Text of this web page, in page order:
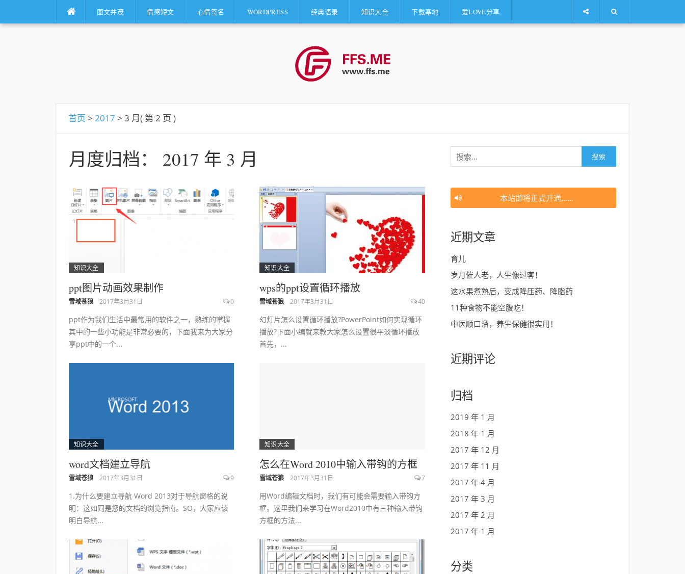
图文并茂 情感短文 心情签名 WORDPRESS 经典语录 知识大全 下载基地 爱LOVE分享
首页 > 2017 > 3 月( 第 2 页 )
月度归档： 2017 年 3 月
知识大全
ppt图片动画效果制作
雪域苍狼 2017年3月31日 0
ppt作为我们生活中最常用的软件之一，熟练的掌握
其中的一些小功能是非常必要的，下面我来为大家分
享ppt中的一个...
知识大全
wps的ppt设置循环播放
雪域苍狼 2017年3月31日 40
幻灯片怎么设置循环播放?PowerPoint如何实现循环
播放?下面小编就来教大家怎么设置很平淡循环播放
首先，...
知识大全
word文档建立导航
雪域苍狼 2017年3月31日 9
1.为什么要建立导航 Word 2013对于导航窗格的说
明：这如同是您的文档的浏览指南。SO，大家应该
明白导航...
知识大全
怎么在Word 2010中输入带钩的方框
雪域苍狼 2017年3月31日 7
用Word编辑文档时，我们有可能会需要输入带钩方
框。这里我们来学习在Word2010中有三种输入带钩
方框的方法...
搜
索：
本站即将正式开通……
近期文章
育儿
岁月催人老，人生像过客！
这水果煮熟后，变成降压药、降脂药
11种食物不能空腹吃！
中医顺口溜，养生保健很实用！
近期评论
归档
2019 年 1 月
2018 年 1 月
2017 年 12 月
2017 年 11 月
2017 年 4 月
2017 年 3 月
2017 年 2 月
2017 年 1 月
分类